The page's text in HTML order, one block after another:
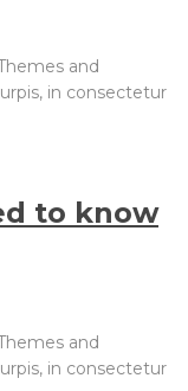
and
in consectetur
to know
and
in consectetur